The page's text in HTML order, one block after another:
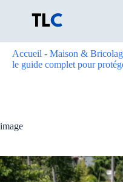
Accueil - Maison &
le guide complet pour
image